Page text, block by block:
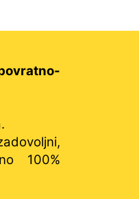
100%